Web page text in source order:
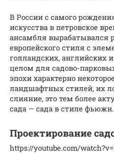
В России с самого
искусства в петровское
ансамбля вырабатывался
европейского стиля с
голландских, английских
целом для садово-
эпохи характерно
ландшафтных стилей, их
слияние, это тем более
сада — сада в стиле фьюжн.
Проектирование
https://youtube.com/